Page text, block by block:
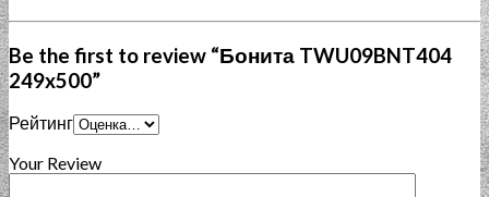
Be the first to review “Бонита TWU09BNT404
249x500”
Рейтинг
Your Review